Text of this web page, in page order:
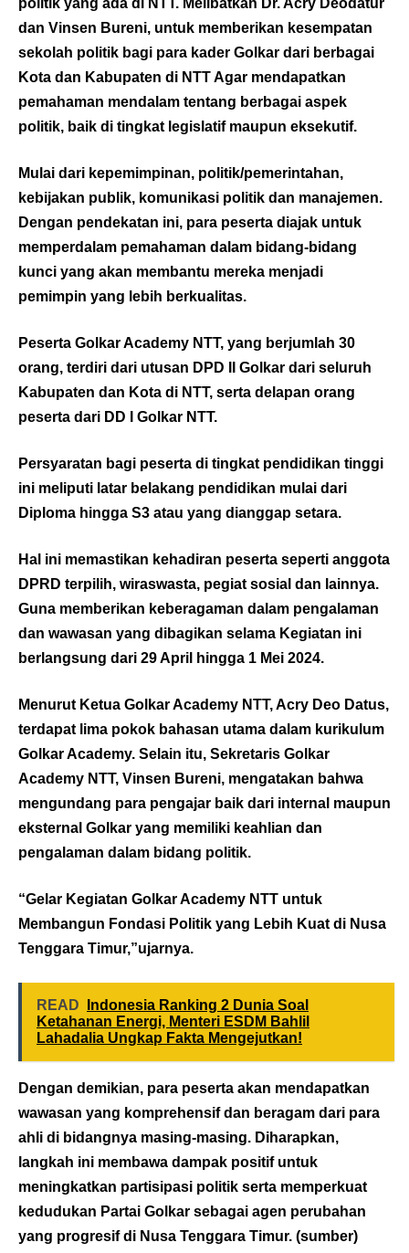
politik yang ada di NTT. Melibatkan Dr. Acry Deodatur
dan Vinsen Bureni, untuk memberikan kesempatan
sekolah politik bagi para kader Golkar dari berbagai
Kota dan Kabupaten di NTT Agar mendapatkan
pemahaman mendalam tentang berbagai aspek
politik, baik di tingkat legislatif maupun eksekutif.
Mulai dari kepemimpinan, politik/pemerintahan,
kebijakan publik, komunikasi politik dan manajemen.
Dengan pendekatan ini, para peserta diajak untuk
memperdalam pemahaman dalam bidang-bidang
kunci yang akan membantu mereka menjadi
pemimpin yang lebih berkualitas.
Peserta Golkar Academy NTT, yang berjumlah 30
orang, terdiri dari utusan DPD II Golkar dari seluruh
Kabupaten dan Kota di NTT, serta delapan orang
peserta dari DD I Golkar NTT.
Persyaratan bagi peserta di tingkat pendidikan tinggi
ini meliputi latar belakang pendidikan mulai dari
Diploma hingga S3 atau yang dianggap setara.
Hal ini memastikan kehadiran peserta seperti anggota
DPRD terpilih, wiraswasta, pegiat sosial dan lainnya.
Guna memberikan keberagaman dalam pengalaman
dan wawasan yang dibagikan selama Kegiatan ini
berlangsung dari 29 April hingga 1 Mei 2024.
Menurut Ketua Golkar Academy NTT, Acry Deo Datus,
terdapat lima pokok bahasan utama dalam kurikulum
Golkar Academy. Selain itu, Sekretaris Golkar
Academy NTT, Vinsen Bureni, mengatakan bahwa
mengundang para pengajar baik dari internal maupun
eksternal Golkar yang memiliki keahlian dan
pengalaman dalam bidang politik.
“Gelar Kegiatan Golkar Academy NTT untuk
Membangun Fondasi Politik yang Lebih Kuat di Nusa
Tenggara Timur,”ujarnya.
READ
Indonesia Ranking 2 Dunia Soal
Ketahanan Energi, Menteri ESDM Bahlil
Lahadalia Ungkap Fakta Mengejutkan!
Dengan demikian, para peserta akan mendapatkan
wawasan yang komprehensif dan beragam dari para
ahli di bidangnya masing-masing. Diharapkan,
langkah ini membawa dampak positif untuk
meningkatkan partisipasi politik serta memperkuat
kedudukan Partai Golkar sebagai agen perubahan
yang progresif di Nusa Tenggara Timur. (sumber)